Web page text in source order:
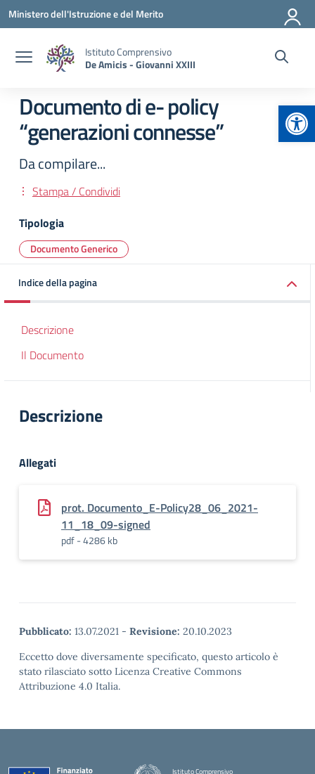
Vai ai contenuti
Vai al menu di navigazione
Vai al footer
Ministero dell'Istruzione e del Merito
Istituto Comprensivo
De Amicis - Giovanni XXIII
Documento di e- policy
“generazioni connesse”
Da compilare...
Stampa / Condividi
Tipologia
Documento Generico
Indice della pagina
Descrizione
Il Documento
Descrizione
Allegati
prot. Documento_E-Policy28_06_2021-
11_18_09-signed
pdf - 4286 kb
Pubblicato: 13.07.2021 - Revisione: 20.10.2023
Eccetto dove diversamente specificato, questo articolo è
stato rilasciato sotto Licenza Creative Commons
Attribuzione 4.0 Italia.
Istituto Comprensivo